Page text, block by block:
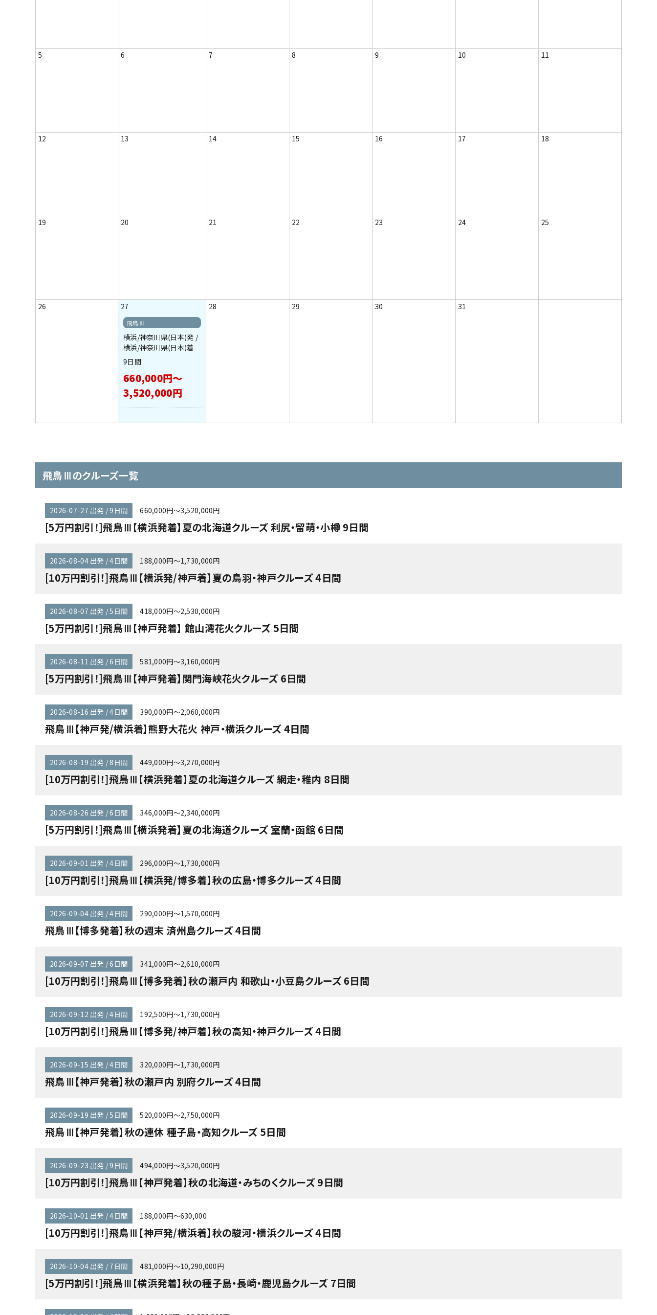
5 6 7 8 9 10 11
12 13 14 15 16 17 18
19 20 21 22 23 24 25
26 27
飛鳥Ⅲ
横浜/神奈川県(日本)発 /
横浜/神奈川県(日本)着
9日間
660,000円～
3,520,000円
28 29 30 31
飛鳥Ⅲのクルーズ一覧
2026-07-27 出発 / 9日間 660,000円～3,520,000円
[5万円割引！]飛鳥Ⅲ【横浜発着】夏の北海道クルーズ 利尻・留萌・小樽 9日間
2026-08-04 出発 / 4日間 188,000円～1,730,000円
[10万円割引！]飛鳥Ⅲ【横浜発/神戸着】夏の鳥羽・神戸クルーズ 4日間
2026-08-07 出発 / 5日間 418,000円～2,530,000円
[5万円割引！]飛鳥Ⅲ【神戸発着】 館山湾花火クルーズ 5日間
2026-08-11 出発 / 6日間 581,000円～3,160,000円
[5万円割引！]飛鳥Ⅲ【神戸発着】関門海峡花火クルーズ 6日間
2026-08-16 出発 / 4日間 390,000円～2,060,000円
飛鳥Ⅲ【神戸発/横浜着】熊野大花火 神戸・横浜クルーズ 4日間
2026-08-19 出発 / 8日間 449,000円～3,270,000円
[10万円割引！]飛鳥Ⅲ【横浜発着】夏の北海道クルーズ 網走・稚内 8日間
2026-08-26 出発 / 6日間 346,000円～2,340,000円
[5万円割引！]飛鳥Ⅲ【横浜発着】夏の北海道クルーズ 室蘭・函館 6日間
2026-09-01 出発 / 4日間 296,000円～1,730,000円
[10万円割引！]飛鳥Ⅲ【横浜発/博多着】秋の広島・博多クルーズ 4日間
2026-09-04 出発 / 4日間 290,000円～1,570,000円
飛鳥Ⅲ【博多発着】秋の週末 済州島クルーズ 4日間
2026-09-07 出発 / 6日間 341,000円～2,610,000円
[10万円割引！]飛鳥Ⅲ【博多発着】秋の瀬戸内 和歌山・小豆島クルーズ 6日間
2026-09-12 出発 / 4日間 192,500円～1,730,000円
[10万円割引！]飛鳥Ⅲ【博多発/神戸着】秋の高知・神戸クルーズ 4日間
2026-09-15 出発 / 4日間 320,000円～1,730,000円
飛鳥Ⅲ【神戸発着】秋の瀬戸内 別府クルーズ 4日間
2026-09-19 出発 / 5日間 520,000円～2,750,000円
飛鳥Ⅲ【神戸発着】秋の連休 種子島・高知クルーズ 5日間
2026-09-23 出発 / 9日間 494,000円～3,520,000円
[10万円割引！]飛鳥Ⅲ【神戸発着】秋の北海道・みちのくクルーズ 9日間
2026-10-01 出発 / 4日間 188,000円～630,000
[10万円割引！]飛鳥Ⅲ【神戸発/横浜着】秋の駿河・横浜クルーズ 4日間
2026-10-04 出発 / 7日間 481,000円～10,290,000円
[5万円割引！]飛鳥Ⅲ【横浜発着】秋の種子島・長崎・鹿児島クルーズ 7日間